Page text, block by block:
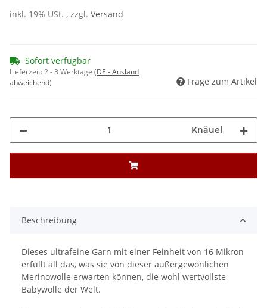
inkl. 19% USt. , zzgl. Versand
Sofort verfügbar
Lieferzeit:2 - 3 Werktage (DE - Ausland
abweichend)
Frage zum Artikel
Knäuel
Beschreibung
Dieses ultrafeine Garn mit einer Feinheit von 16 Mikron
erfüllt all das, was sie von dieser außergewönlichen
Merinowolle erwarten können, die wohl wertvollste
Babywolle der Welt.